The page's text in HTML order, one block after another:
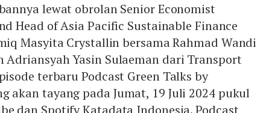
lewat obrolan Senior Economist
Head of Asia Pacific Sustainable Finance
Masyita Crystallin bersama Rahmad Wandi
Adriansyah Yasin Sulaeman dari Transport
terbaru Podcast Green Talks by
akan tayang pada Jumat, 19 Juli 2024 pukul